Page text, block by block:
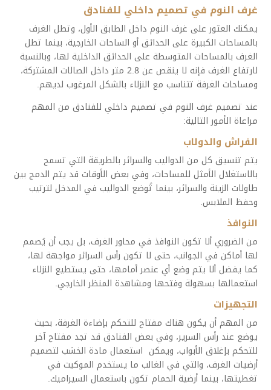
غرف النوم في تصميم داخلي للفنادق
يمكنك العثور على غرف النوم داخل الطابق الأول، وتطل الغرف
بالمساحات الكبيرة على الحدائق أو الساحات الخارجية، بينما تطل
الغرف بالمساحات المتوسطة على الحدائق الداخلية لها، وبالنسبة
لارتفاع الغرف فإنه لا ينقص عن 2.8 متر داخل الصالات المشتركة،
ومساحات الغرفة تتناسب مع النزلاء بالشكل المرغوب لديهم.
عند تصميم غرف النوم في تصميم داخلي للفنادق من المهم
مراعاة الأمور التالية:
الفراش والدولاب
يتم تنسيق كل من الدواليب والسرائر بالطريقة التي تسمح
بالاستغلال الأمثل للمساحات، وفي بعض الأوقات قد يتم الدمج بين
طاولات الزينة والسرائر، بينما تُوضع الدواليب في المدخل لترتيب
وحفظ الملابس.
النوافذ
من الضروري ألا تكون النوافذ في محاور الغرف، بل يجب أن يُصمم
لها أماكن في الجوانب، حتى لا تكون رأس السرائر مواجهة لها،
كما يفضل ألا يتم وضع أي عنصر أمامها، حتى يستطيع النزلاء
استعمالها بسهولة وفتحها ومشاهدة المنظر الخارجي.
التجهيزات
من المهم أن يكون هناك مفتاح للتحكم بإضاءة الغرفة، بحيث
يوضع عند رأس السرير، وفي بعض الفنادق قد تجد مفتاح آخر
للتحكم بإغلاق الأبواب، ويمكن استعمال مادة الخشب لتصميم
أرضيات الغرف، والتي في الغالب ما يستخدم الموكيت في
تغطيتها، بينما أرضية الحمام تكون باستعمال السيراميك.